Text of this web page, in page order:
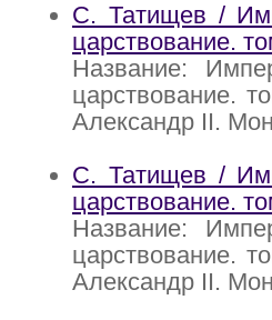
С. Татищев /
царствование.
Название:
царствование.
Александр II.
С. Татищев /
царствование.
Название:
царствование.
Александр II.